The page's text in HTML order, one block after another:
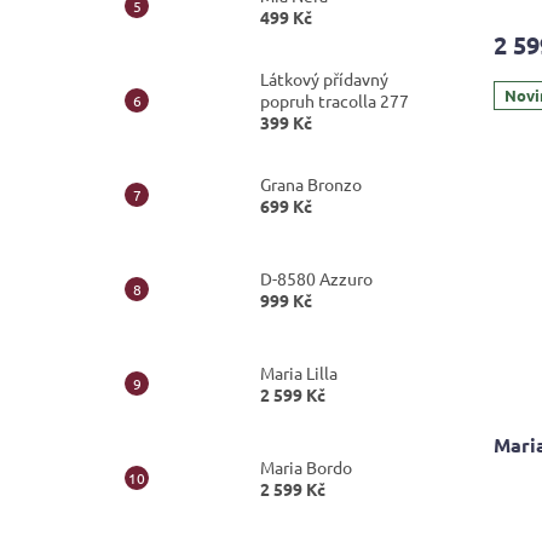
499 Kč
Látkový přídavný
popruh tracolla 277
399 Kč
Grana Bronzo
699 Kč
D-8580 Azzuro
999 Kč
Maria Lilla
2 599 Kč
Maria Bordo
2 599 Kč
2